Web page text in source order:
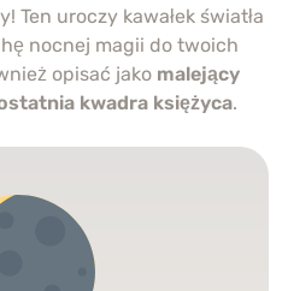
Ten uroczy kawałek światła
nocnej magii do twoich
opisać jako malejący
kwadra księżyca.